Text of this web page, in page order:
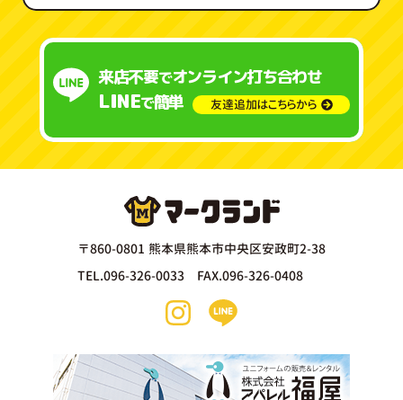
来店不要でオンライン打ち合わせ
LINEで簡単 友達追加はこちらから
〒860-0801 熊本県熊本市中央区安政町2-38
TEL.096-326-0033 FAX.096-326-0408